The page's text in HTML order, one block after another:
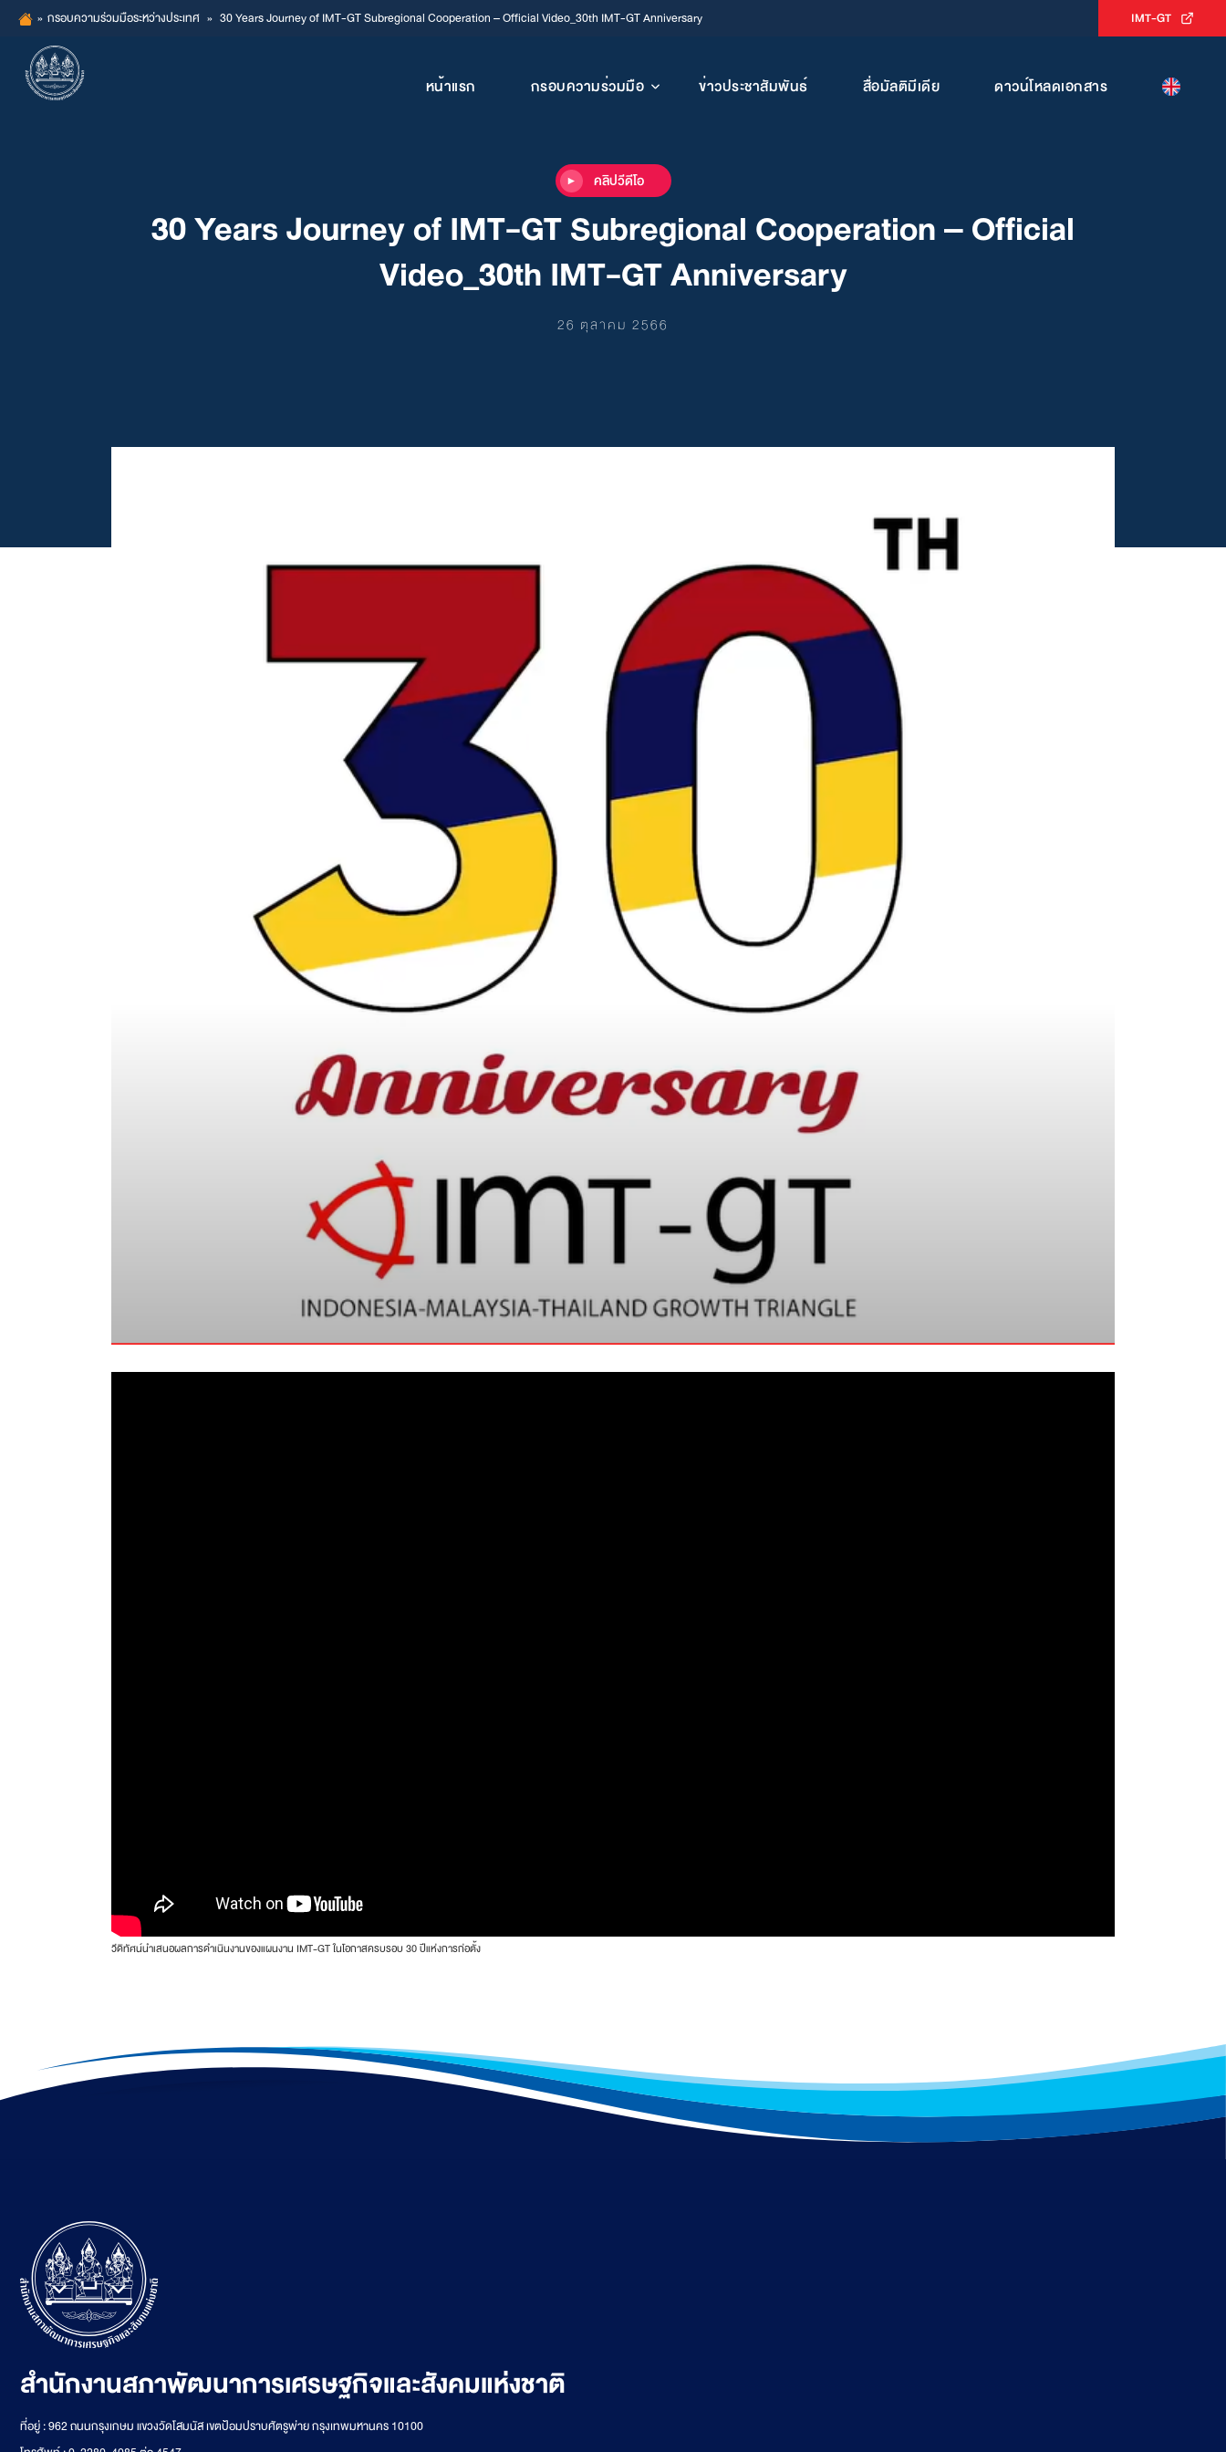
content
» กรอบความร่วมมือระหว่างประเทศ » 30 Years Journey of IMT-GT Subregional Cooperation – Official Video_30th IMT-GT Anniversary IMT-GT
หน้าแรก กรอบความร่วมมือ ข่าวประชาสัมพันธ์ สื่อมัลติมีเดีย ดาวน์โหลดเอกสาร
คลิปวีดีโอ
30 Years Journey of IMT-GT Subregional Cooperation – Official
Video_30th IMT-GT Anniversary
26 ตุลาคม 2566
วีดิทัศน์นำเสนอผลการดำเนินงานของแผนงาน IMT-GT ในโอกาสครบรอบ 30 ปีแห่งการก่อตั้ง
สำนักงานสภาพัฒนาการเศรษฐกิจและสังคมแห่งชาติ
ที่อยู่ : 962 ถนนกรุงเกษม แขวงวัดโสมนัส เขตป้อมปราบศัตรูพ่าย กรุงเทพมหานคร 10100